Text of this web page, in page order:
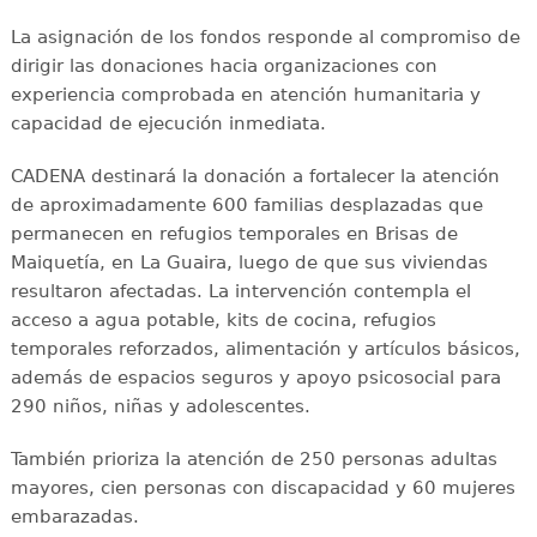
La asignación de los fondos responde al compromiso de
dirigir las donaciones hacia organizaciones con
experiencia comprobada en atención humanitaria y
capacidad de ejecución inmediata.
CADENA destinará la donación a fortalecer la atención
de aproximadamente 600 familias desplazadas que
permanecen en refugios temporales en Brisas de
Maiquetía, en La Guaira, luego de que sus viviendas
resultaron afectadas. La intervención contempla el
acceso a agua potable, kits de cocina, refugios
temporales reforzados, alimentación y artículos básicos,
además de espacios seguros y apoyo psicosocial para
290 niños, niñas y adolescentes.
También prioriza la atención de 250 personas adultas
mayores, cien personas con discapacidad y 60 mujeres
embarazadas.